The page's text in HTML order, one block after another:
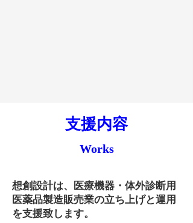
支援内容
Works
想創設計は、
医療機器・体外診断用
医薬品製造販売業の立ち上げと運用
を支援致します。